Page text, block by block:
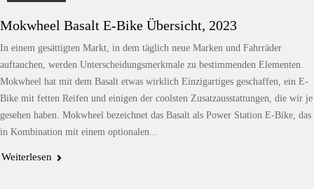
Mokwheel Basalt E-Bike Übersicht, 2023
In einem gesättigten Markt, in dem täglich neue Marken und Fahrräder
auftauchen, werden Unterscheidungsmerkmale zu bestimmenden Elementen.
Mokwheel hat mit dem Basalt etwas wirklich Einzigartiges geschaffen, ein E-
Bike mit fetten Reifen und einigen der coolsten Zusatzausstattungen, die wir je
gesehen haben. Mokwheel bezeichnet das Basalt als Power Station E-Bike, das
in Kombination mit einem optionalen...
Weiterlesen